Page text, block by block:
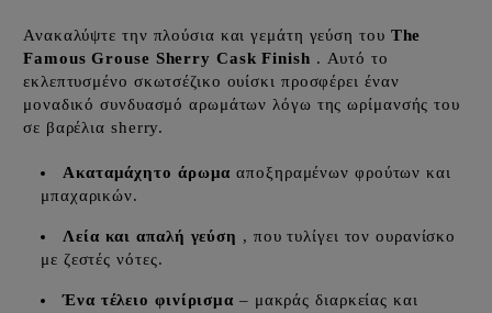
Ανακαλύψτε την πλούσια και γεμάτη γεύση του The
Famous Grouse Sherry Cask Finish . Αυτό το
εκλεπτυσμένο σκωτσέζικο ουίσκι προσφέρει έναν
μοναδικό συνδυασμό αρωμάτων λόγω της ωρίμανσής του
σε βαρέλια sherry.
Ακαταμάχητο άρωμα αποξηραμένων φρούτων και
μπαχαρικών.
Λεία και απαλή γεύση , που τυλίγει τον ουρανίσκο
με ζεστές νότες.
Ένα τέλειο φινίρισμα – μακράς διαρκείας και